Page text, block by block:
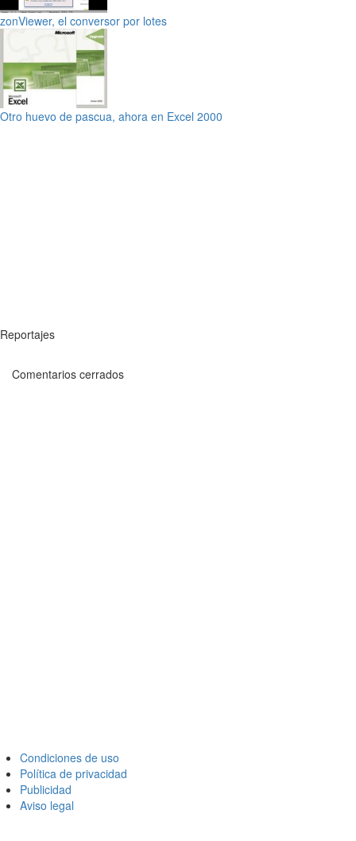
zonViewer, el conversor por lotes
Otro huevo de pascua, ahora en Excel 2000
Reportajes
Comentarios cerrados
Condiciones de uso
Política de privacidad
Publicidad
Aviso legal